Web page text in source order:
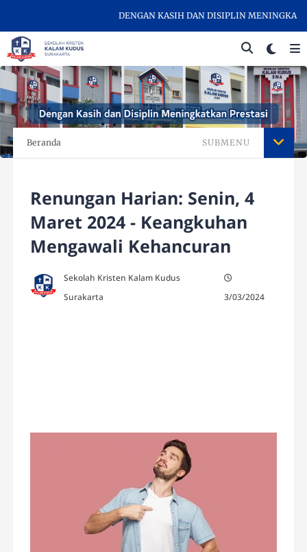
DENGAN KASIH DAN DISIPLIN
Beranda SUBMENU
Renungan Harian: Senin, 4
Maret 2024 - Keangkuhan
Mengawali Kehancuran
Sekolah Kristen Kalam Kudus
Surakarta
3/03/2024